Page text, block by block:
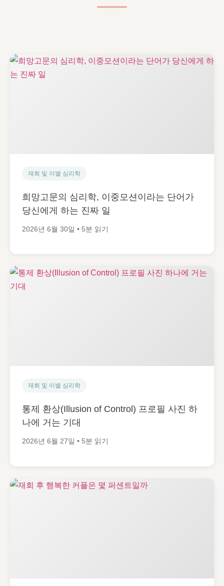
재회 및 이별 심리학
희망고문의 심리학, 이중모션이라는 단어가
당신에게 하는 진짜 일
2026년 6월 30일 • 5분 읽기
재회 및 이별 심리학
통제 환상(Illusion of Control) 프로필 사진 하
나에 거는 기대
2026년 6월 27일 • 5분 읽기